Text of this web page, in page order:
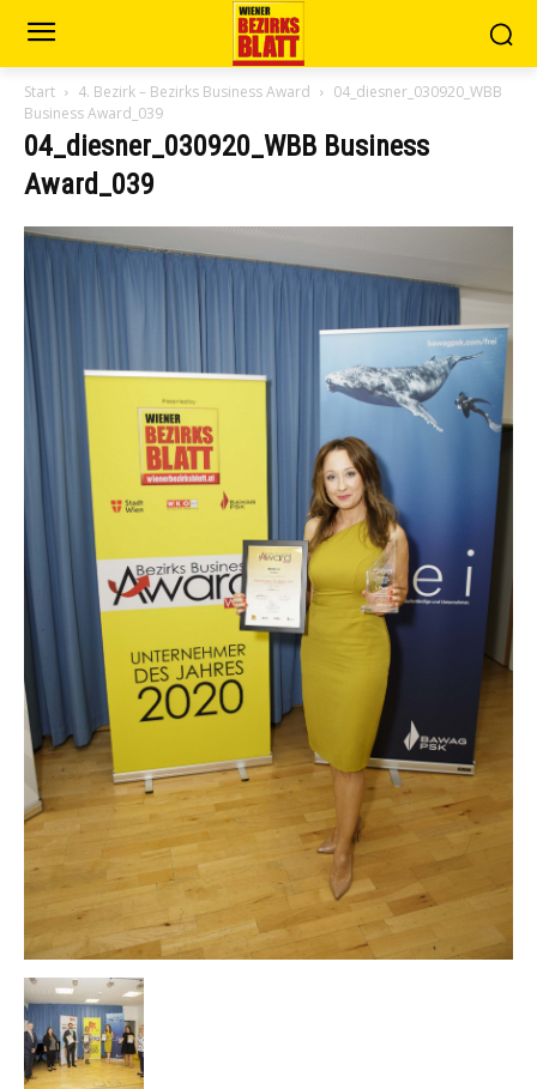
Start 4. Bezirk – Bezirks Business Award
04_diesner_030920_WBB
Business Award_039
04_diesner_030920_WBB Business
Award_039